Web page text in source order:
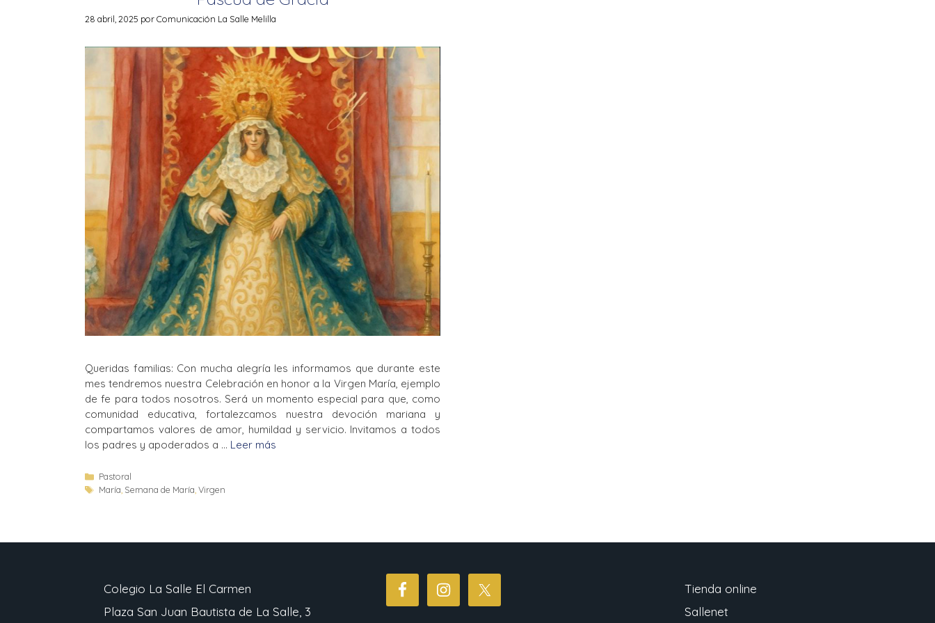
Vocación lasaliana
28 abril, 2025 porComunicación La Salle Melilla
Queridas familias: Con mucha alegría les informamos que durante este
mes tendremos nuestra Celebración en honor a la Virgen María, ejemplo
de fe para todos nosotros. Será un momento especial para que, como
comunidad educativa, fortalezcamos nuestra devoción mariana y
compartamos valores de amor, humildad y servicio. Invitamos a todos
los padres y apoderados a … Leer más
Pastoral
María Semana de María ,Virgen
Colegio La Salle El Carmen
Plaza San Juan Bautista de La Salle, 3
Tienda online
Sallenet